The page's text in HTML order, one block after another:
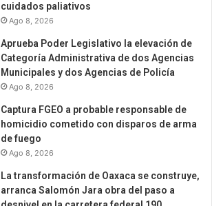
cuidados paliativos
Ago 8, 2026
Aprueba Poder Legislativo la elevación de
Categoría Administrativa de dos Agencias
Municipales y dos Agencias de Policía
Ago 8, 2026
Captura FGEO a probable responsable de
homicidio cometido con disparos de arma
de fuego
Ago 8, 2026
La transformación de Oaxaca se construye,
arranca Salomón Jara obra del paso a